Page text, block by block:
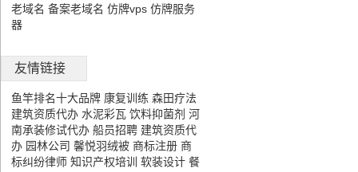
老域名 备案老域名 仿牌vps 仿牌服务
器
友情链接
鱼竿排名十大品牌 康复训练 森田疗法
建筑资质代办 水泥彩瓦 饮料抑菌剂 河
南承装修试代办 船员招聘 建筑资质代
办 园林公司 馨悦羽绒被 商标注册 商
标纠纷律师 知识产权培训 软装设计 餐